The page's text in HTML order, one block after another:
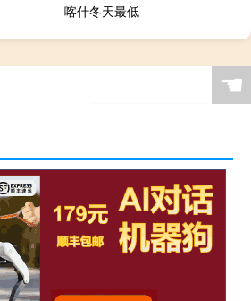
喀什冬天最低
☚